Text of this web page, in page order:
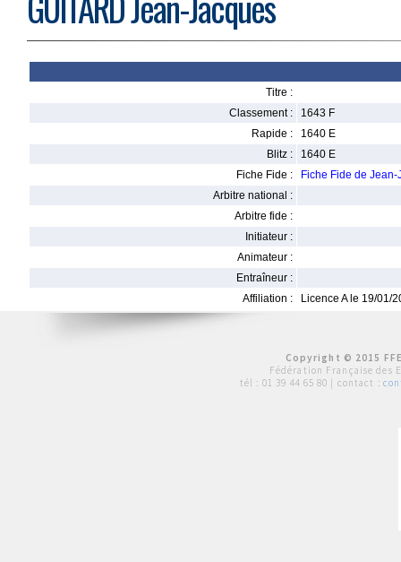
Titre :
Classement :
1643 F
Rapide :
1640 E
Blitz :
1640 E
Fiche Fide :
Fiche Fide de
Arbitre national :
Arbitre fide :
Initiateur :
Animateur :
Entraîneur :
Affiliation :
Licence A le 19/01/
Copyright © 2015
Fédération Française des
tél : 01 39 44 65 80 | contact :